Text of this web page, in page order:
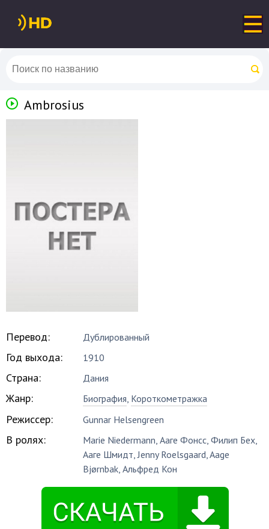
Ambrosius
Перевод: Дублированный
Год выхода: 1910
Страна: Дания
Жанр: Биография, Короткометражка
Режиссер: Gunnar Helsengreen
В ролях: Marie Niedermann,Ааге Фонсс,Филип Бех,
Ааге Шмидт,Jenny Roelsgaard,Aage
Bjørnbak,Альфред Кон